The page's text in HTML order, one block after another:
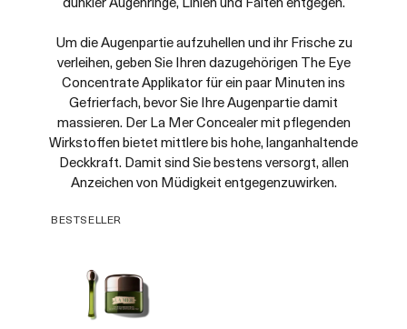
Um die Augenpartie aufzuhellen und ihr Frische zu
verleihen, geben Sie Ihren dazugehörigen The Eye
Concentrate Applikator für ein paar Minuten ins
Gefrierfach, bevor Sie Ihre Augenpartie damit
massieren. Der La Mer Concealer mit pflegenden
Wirkstoffen bietet mittlere bis hohe, langanhaltende
Deckkraft. Damit sind Sie bestens versorgt, allen
Anzeichen von Müdigkeit entgegenzuwirken.
BESTSELLER